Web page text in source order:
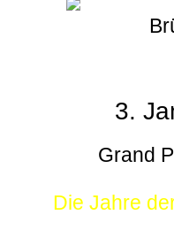
3.
Grand
Die Jahre